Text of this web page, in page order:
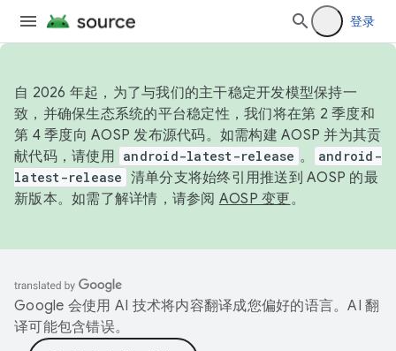
登录
自 2026 年起，为了与我们的主干稳定开发模型保持一
致，并确保生态系统的平台稳定性，我们将在第 2 季度和
第 4 季度向 AOSP 发布源代码。如需构建 AOSP 并为其贡
献代码，请使用 android-latest-release 。
android-
latest-release 清单分支将始终引用推送到 AOSP 的最
新版本。如需了解详情，请参阅 AOSP 变更。
Google 会使用 AI 技术将内容翻译成您偏好的语言。AI 翻
译可能包含错误。